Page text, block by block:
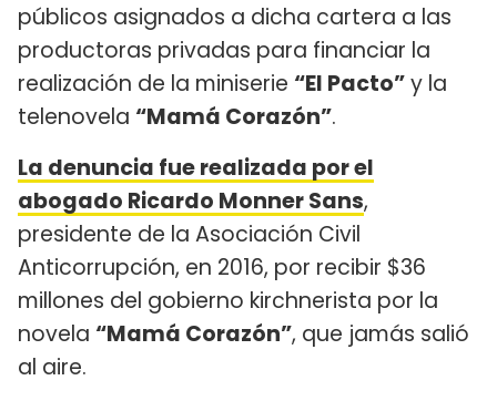
públicos asignados a dicha cartera a las
productoras privadas para financiar la
realización de la miniserie “El Pacto”y la
telenovela “Mamá Corazón”.
La denuncia fue realizada por el
abogado Ricardo Monner Sans,
presidente de la Asociación Civil
Anticorrupción, en 2016, por recibir $36
millones del gobierno kirchnerista por la
novela “Mamá Corazón”, que jamás salió
al aire.